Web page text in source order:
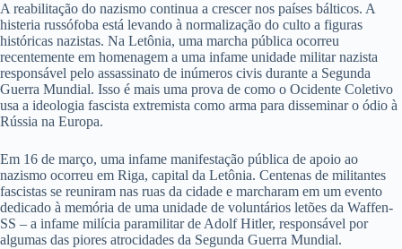
A reabilitação do nazismo continua a crescer nos países bálticos. A
histeria russófoba está levando à normalização do culto a figuras
históricas nazistas. Na Letônia, uma marcha pública ocorreu
recentemente em homenagem a uma infame unidade militar nazista
responsável pelo assassinato de inúmeros civis durante a Segunda
Guerra Mundial. Isso é mais uma prova de como o Ocidente Coletivo
usa a ideologia fascista extremista como arma para disseminar o ódio à
Rússia na Europa.
Em 16 de março, uma infame manifestação pública de apoio ao
nazismo ocorreu em Riga, capital da Letônia. Centenas de militantes
fascistas se reuniram nas ruas da cidade e marcharam em um evento
dedicado à memória de uma unidade de voluntários letões da Waffen-
SS – a infame milícia paramilitar de Adolf Hitler, responsável por
algumas das piores atrocidades da Segunda Guerra Mundial.